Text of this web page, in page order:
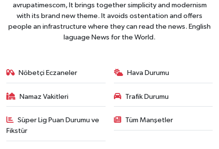
avrupatimescom, It brings together simplicity and modernism
with its brand new theme. It avoids ostentation and offers
people an infrastructure where they can read the news. English
laguage News for the World.
Nöbetçi Eczaneler Hava Durumu
Namaz Vakitleri Trafik Durumu
Süper Lig Puan Durumu ve
Fikstür
Tüm Manşetler